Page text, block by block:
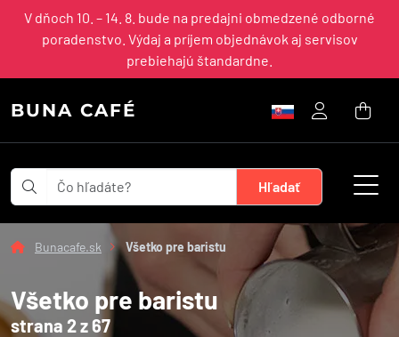
V dňoch 10. – 14. 8. bude na predajni obmedzené odborné
poradenstvo. Výdaj a príjem objednávok aj servisov
prebiehajú štandardne.
BUNA CAFÉ
Bunacafe.sk Všetko pre baristu
Všetko pre baristu
strana 2 z 67